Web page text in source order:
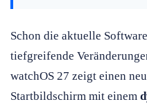
Schon die aktuelle
tiefgreifende
watchOS 27 zeigt einen
Startbildschirm mit einem